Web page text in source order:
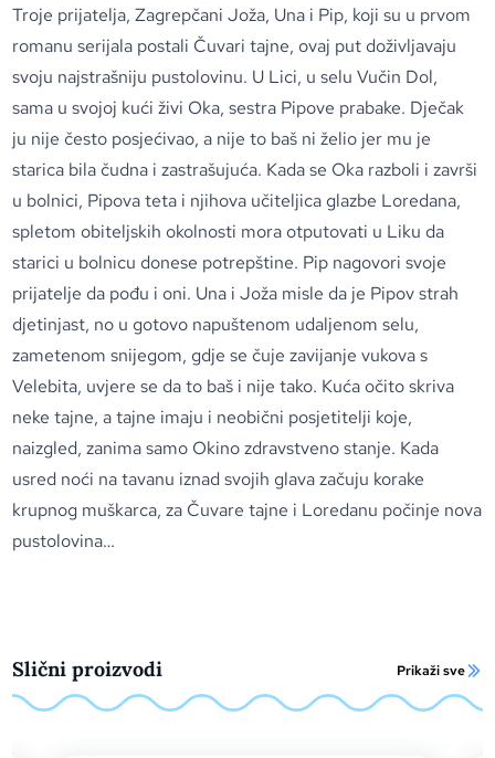
Troje prijatelja, Zagrepčani Joža, Una i Pip, koji su u prvom
romanu serijala postali Čuvari tajne, ovaj put doživljavaju
svoju najstrašniju pustolovinu. U Lici, u selu Vučin Dol,
sama u svojoj kući živi Oka, sestra Pipove prabake. Dječak
ju nije često posjećivao, a nije to baš ni želio jer mu je
starica bila čudna i zastrašujuća. Kada se Oka razboli i završi
u bolnici, Pipova teta i njihova učiteljica glazbe Loredana,
spletom obiteljskih okolnosti mora otputovati u Liku da
starici u bolnicu donese potrepštine. Pip nagovori svoje
prijatelje da pođu i oni. Una i Joža misle da je Pipov strah
djetinjast, no u gotovo napuštenom udaljenom selu,
zametenom snijegom, gdje se čuje zavijanje vukova s
Velebita, uvjere se da to baš i nije tako. Kuća očito skriva
neke tajne, a tajne imaju i neobični posjetitelji koje,
naizgled, zanima samo Okino zdravstveno stanje. Kada
usred noći na tavanu iznad svojih glava začuju korake
krupnog muškarca, za Čuvare tajne i Loredanu počinje nova
pustolovina…
Slični proizvodi Prikaži sve